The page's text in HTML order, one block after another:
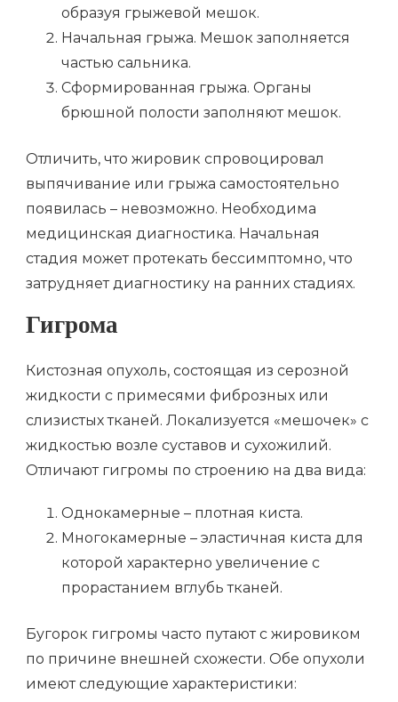
образуя грыжевой мешок.
Начальная грыжа. Мешок заполняется
частью сальника.
Сформированная грыжа. Органы
брюшной полости заполняют мешок.
Отличить, что жировик спровоцировал
выпячивание или грыжа самостоятельно
появилась – невозможно. Необходима
медицинская диагностика. Начальная
стадия может протекать бессимптомно, что
затрудняет диагностику на ранних стадиях.
Гигрома
Кистозная опухоль, состоящая из серозной
жидкости с примесями фиброзных или
слизистых тканей. Локализуется «мешочек» с
жидкостью возле суставов и сухожилий.
Отличают гигромы по строению на два вида:
Однокамерные – плотная киста.
Многокамерные – эластичная киста для
которой характерно увеличение с
прорастанием вглубь тканей.
Бугорок гигромы часто путают с жировиком
по причине внешней схожести. Обе опухоли
имеют следующие характеристики: